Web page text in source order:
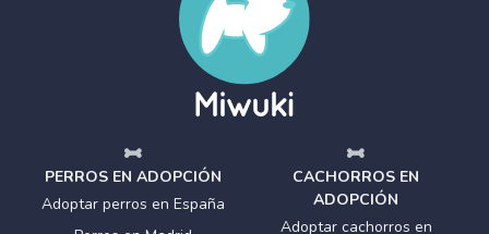
PERROS EN ADOPCIÓN
Adoptar perros en España
CACHORROS EN
ADOPCIÓN
Adoptar cachorros en